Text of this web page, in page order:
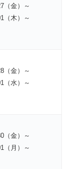
（金）～
（木）～
（金）～
（水）～
（金）～
（月）～